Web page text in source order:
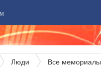
Люди Все мемориалы